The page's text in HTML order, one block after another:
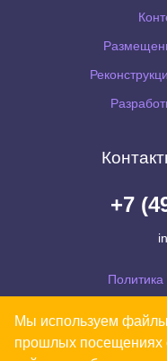
+7
Уведомляем Вас, что Ваши
целях его функционирования.
Мы используем
прошлых посещениях